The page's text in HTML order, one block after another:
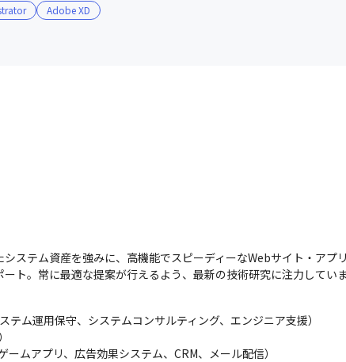
Adobe XD
ステム資産を強みに、高機能でスピーディーなWebサイト・アプ
ト。常に最適な提案が行えるよう、最新の技術研究に注力していま
ム運用保守、システムコンサルティング、エンジニア支援）
ムアプリ、広告効果システム、CRM、メール配信）